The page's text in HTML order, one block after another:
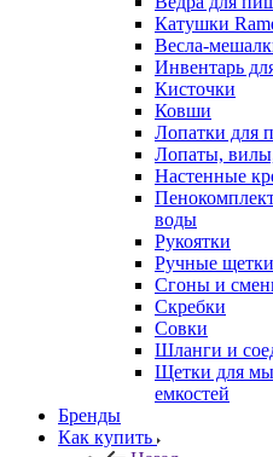
Катушки
Весла-
Инвентарь
Кисточки
Ковши
Лопатки для
Лопаты,
Настенные
воды
Рукоятки
Ручные щетки
Сгоны и
Скребки
Совки
Шланги и
Щетки для
емкостей
Бренды
Как купить